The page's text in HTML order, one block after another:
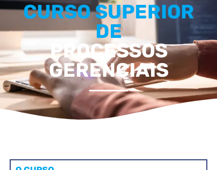
CURSO SUPERIOR
DE
PROCESSOS
GERENCIAIS